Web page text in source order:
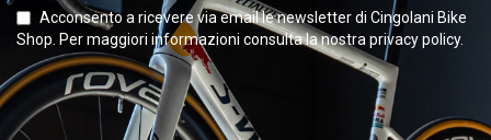
Acconsento a ricevere via email le newsletter di Cingolani Bike
Shop. Per maggiori informazioni consulta la nostra privacy policy.